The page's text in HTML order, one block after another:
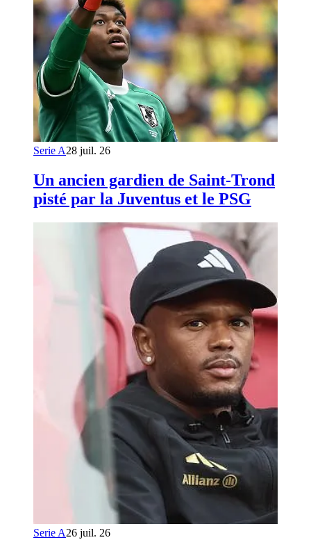
Serie A28 juil. 26
Un ancien gardien de Saint-Trond
pisté par la Juventus et le PSG
Serie A26 juil. 26